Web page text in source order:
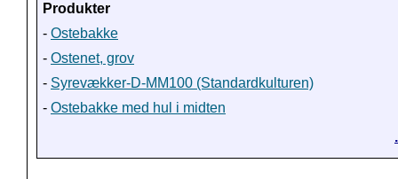
Produkter
- Ostebakke
- Ostenet, grov
- Syrevækker-D-MM100 (Standardkulturen)
- Ostebakke med hul i midten